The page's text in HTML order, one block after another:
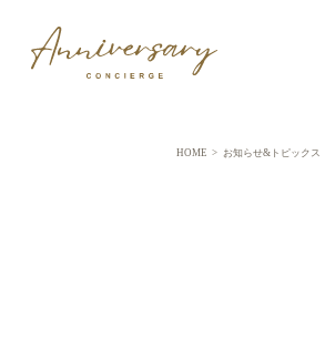
HOME > お知らせ&トピックス